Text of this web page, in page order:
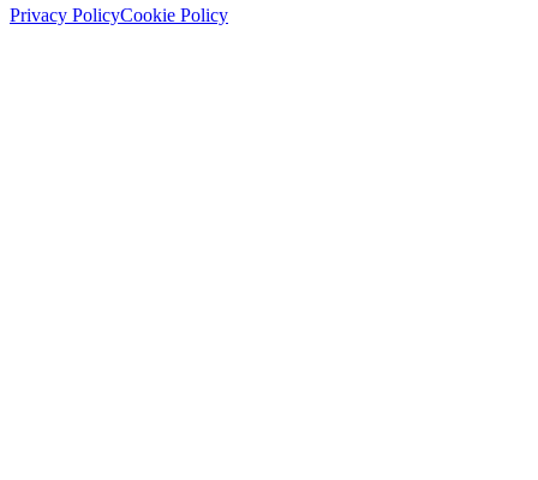
Privacy PolicyCookie Policy